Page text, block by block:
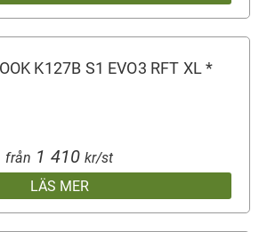
K127B S1 EVO3 RFT XL *
LÄS MER
från 1 410 kr/st